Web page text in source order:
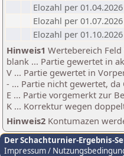
Elozahl per 01.04.2026
Elozahl per 01.07.2026
Elozahl per 01.10.2026
Hinweis1 Wertebereich Feld
blank ... Partie gewertet in
V ... Partie gewertet in
- ... Partie nicht gewertet, da
E ... Partie vorgemerkt zur
K ... Korrektur wegen
Hinweis2 Kontumazen
Der Schachturnier-Ergebnis-
Impressum /